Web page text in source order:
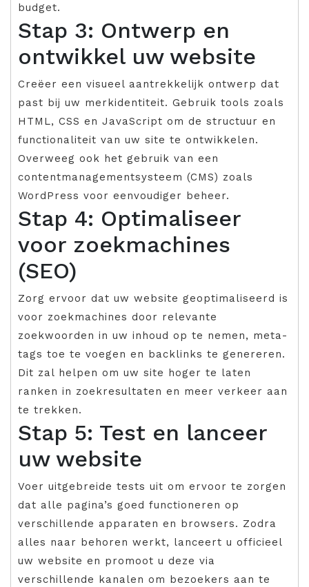
budget.
Stap 3: Ontwerp en
ontwikkel uw website
Creëer een visueel aantrekkelijk ontwerp dat
past bij uw merkidentiteit. Gebruik tools zoals
HTML, CSS en JavaScript om de structuur en
functionaliteit van uw site te ontwikkelen.
Overweeg ook het gebruik van een
contentmanagementsysteem (CMS) zoals
WordPress voor eenvoudiger beheer.
Stap 4: Optimaliseer
voor zoekmachines
(SEO)
Zorg ervoor dat uw website geoptimaliseerd is
voor zoekmachines door relevante
zoekwoorden in uw inhoud op te nemen, meta-
tags toe te voegen en backlinks te genereren.
Dit zal helpen om uw site hoger te laten
ranken in zoekresultaten en meer verkeer aan
te trekken.
Stap 5: Test en lanceer
uw website
Voer uitgebreide tests uit om ervoor te zorgen
dat alle pagina’s goed functioneren op
verschillende apparaten en browsers. Zodra
alles naar behoren werkt, lanceert u officieel
uw website en promoot u deze via
verschillende kanalen om bezoekers aan te